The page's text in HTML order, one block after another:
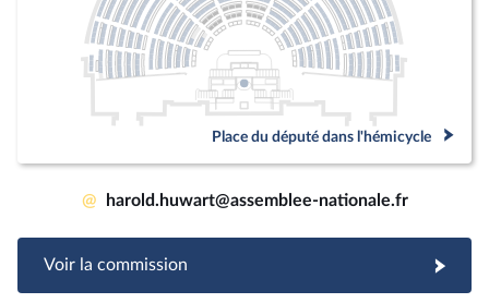
Place du député dans l'hémicycle
@ harold.huwart@assemblee-nationale.fr
Voir la commission